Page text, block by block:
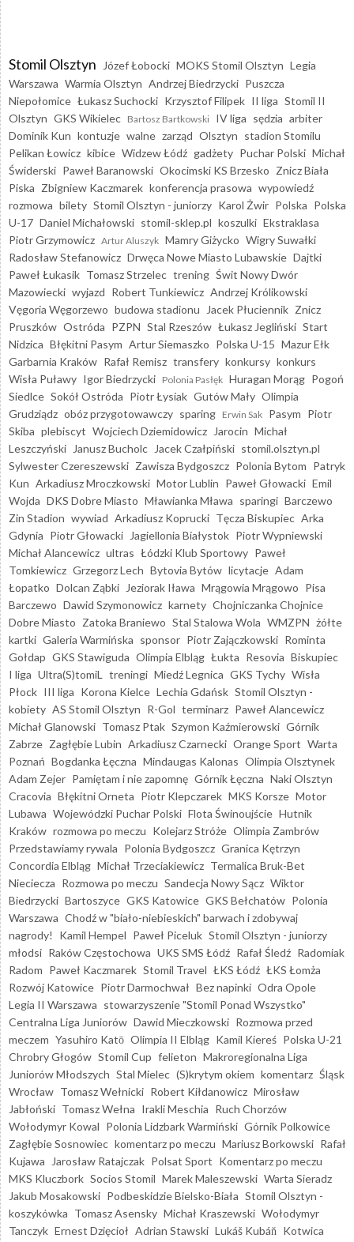
Stomil Olsztyn Józef Łobocki MOKS Stomil Olsztyn Legia
Warszawa Warmia Olsztyn Andrzej Biedrzycki Puszcza
Niepołomice Łukasz Suchocki Krzysztof Filipek II liga Stomil II
Olsztyn GKS Wikielec Bartosz Bartkowski IV liga sędzia arbiter
Dominik Kun kontuzje walne zarząd Olsztyn stadion Stomilu
Pelikan Łowicz kibice Widzew Łódź gadżety Puchar Polski Michał
Świderski Paweł Baranowski Okocimski KS Brzesko Znicz Biała
Piska Zbigniew Kaczmarek konferencja prasowa wypowiedź
rozmowa bilety Stomil Olsztyn - juniorzy Karol Żwir Polska Polska
U-17 Daniel Michałowski stomil-sklep.pl koszulki Ekstraklasa
Piotr Grzymowicz Artur Aluszyk Mamry Giżycko Wigry Suwałki
Radosław Stefanowicz Drwęca Nowe Miasto Lubawskie Dajtki
Paweł Łukasik Tomasz Strzelec trening Świt Nowy Dwór
Mazowiecki wyjazd Robert Tunkiewicz Andrzej Królikowski
Vęgoria Węgorzewo budowa stadionu Jacek Płuciennik Znicz
Pruszków Ostróda PZPN Stal Rzeszów Łukasz Jegliński Start
Nidzica Błękitni Pasym Artur Siemaszko Polska U-15 Mazur Ełk
Garbarnia Kraków Rafał Remisz transfery konkursy konkurs
Wisła Puławy Igor Biedrzycki Polonia Pasłęk Huragan Morąg Pogoń
Siedlce Sokół Ostróda Piotr Łysiak Gutów Mały Olimpia
Grudziądz obóz przygotowawczy sparing Erwin Sak Pasym Piotr
Skiba plebiscyt Wojciech Dziemidowicz Jarocin Michał
Leszczyński
Janusz Bucholc Jacek Czałpiński stomil.olsztyn.pl
Sylwester Czereszewski Zawisza Bydgoszcz Polonia Bytom Patryk
Kun Arkadiusz Mroczkowski Motor Lublin Paweł Głowacki Emil
Wojda DKS Dobre Miasto Mławianka Mława sparingi Barczewo
Zin Stadion wywiad Arkadiusz Koprucki Tęcza Biskupiec Arka
Gdynia Piotr Głowacki Jagiellonia Białystok Piotr Wypniewski
Michał Alancewicz ultras Łódzki Klub Sportowy Paweł
Tomkiewicz Grzegorz Lech Bytovia Bytów licytacje Adam
Łopatko Dolcan Ząbki Jeziorak Iława Mrągowia Mrągowo Pisa
Barczewo Dawid Szymonowicz karnety Chojniczanka Chojnice
Dobre Miasto Zatoka Braniewo Stal Stalowa Wola WMZPN żółte
kartki Galeria Warmińska sponsor Piotr Zajączkowski Rominta
Gołdap GKS Stawiguda Olimpia Elbląg Łukta Resovia Biskupiec
I liga Ultra(S)tomiL treningi Miedź Legnica GKS Tychy Wisła
Płock III liga Korona Kielce Lechia Gdańsk Stomil Olsztyn -
kobiety AS Stomil Olsztyn R-Gol terminarz Paweł Alancewicz
Michał Glanowski Tomasz Ptak Szymon Kaźmierowski Górnik
Zabrze Zagłębie Lubin Arkadiusz Czarnecki Orange Sport Warta
Poznań Bogdanka Łęczna Mindaugas Kalonas Olimpia Olsztynek
Adam Zejer Pamiętam i nie zapomnę Górnik Łęczna Naki Olsztyn
Cracovia Błękitni Orneta Piotr Klepczarek MKS Korsze Motor
Lubawa Wojewódzki Puchar Polski Flota Świnoujście Hutnik
Kraków rozmowa po meczu Kolejarz Stróże Olimpia Zambrów
Przedstawiamy rywala Polonia Bydgoszcz Granica Kętrzyn
Concordia Elbląg Michał Trzeciakiewicz Termalica Bruk-Bet
Nieciecza Rozmowa po meczu Sandecja Nowy Sącz Wiktor
Biedrzycki Bartoszyce GKS Katowice GKS Bełchatów Polonia
Warszawa Chodź w "biało-niebieskich" barwach i zdobywaj
nagrody!
Kamil Hempel Paweł Piceluk Stomil Olsztyn - juniorzy
młodsi Raków Częstochowa UKS SMS Łódź Rafał Śledź Radomiak
Radom Paweł Kaczmarek Stomil Travel ŁKS Łódź ŁKS Łomża
Rozwój Katowice Piotr Darmochwał Bez napinki Odra Opole
Legia II Warszawa stowarzyszenie "Stomil Ponad Wszystko"
Centralna Liga Juniorów Dawid Mieczkowski Rozmowa przed
meczem Yasuhiro Katō Olimpia II Elbląg Kamil Kiereś Polska U-21
Chrobry Głogów Stomil Cup felieton Makroregionalna Liga
Juniorów Młodszych Stal Mielec (S)krytym okiem komentarz Śląsk
Wrocław Tomasz Wełnicki Robert Kiłdanowicz Mirosław
Jabłoński Tomasz Wełna Irakli Meschia Ruch Chorzów
Wołodymyr Kowal Polonia Lidzbark Warmiński Górnik Polkowice
Zagłębie Sosnowiec komentarz po meczu Mariusz Borkowski Rafał
Kujawa
Jarosław Ratajczak Polsat Sport Komentarz po meczu
MKS Kluczbork Socios Stomil Marek Maleszewski Warta Sieradz
Jakub Mosakowski Podbeskidzie Bielsko-Biała Stomil Olsztyn -
koszykówka Tomasz Asensky Michał Kraszewski Wołodymyr
Tanczyk Ernest Dzięcioł Adrian Stawski Lukáš Kubáň Kotwica